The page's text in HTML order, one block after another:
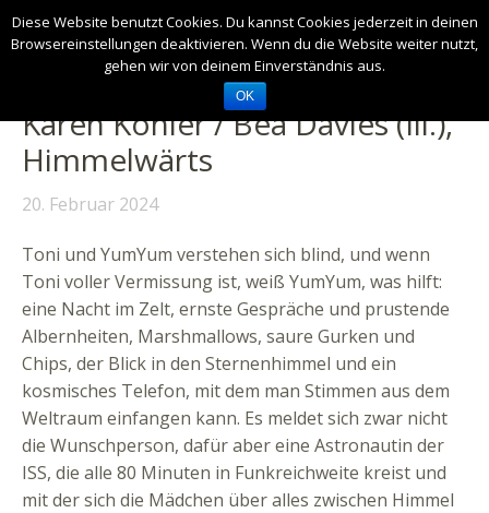
Karen Köhler / Bea Davies (Ill.),
Himmelwärts
20. Februar 2024
Toni und YumYum verstehen sich blind, und wenn
Toni voller Vermissung ist, weiß YumYum, was hilft:
eine Nacht im Zelt, ernste Gespräche und prustende
Albernheiten, Marshmallows, saure Gurken und
Chips, der Blick in den Sternenhimmel und ein
kosmisches Telefon, mit dem man Stimmen aus dem
Weltraum einfangen kann. Es meldet sich zwar nicht
die Wunschperson, dafür aber eine Astronautin der
ISS, die alle 80 Minuten in Funkreichweite kreist und
mit der sich die Mädchen über alles zwischen Himmel
Diese Website benutzt Cookies. Du kannst Cookies jederzeit in deinen
Browsereinstellungen deaktivieren. Wenn du die Website weiter nutzt,
gehen wir von deinem Einverständnis aus.
OK